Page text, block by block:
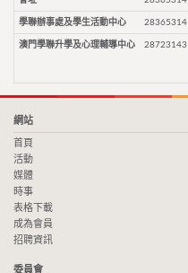
學聯辦事處及學生活動中心 28365314
澳門學聯升學及心理輔導中心 28723143
網站
首頁
活動
媒體
時事
表格下載
成為會員
招聘資訊
委員會